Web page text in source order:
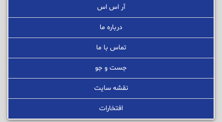
آر اس اس
درباره ما
تماس با ما
جست و جو
نقشه سایت
افتخارات